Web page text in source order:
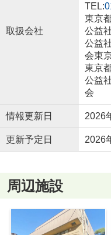
取扱会社
TEL:
東京
公益
公益
会東
東京
公益
会
情報更新日 2026
更新予定日 2026
周辺施設